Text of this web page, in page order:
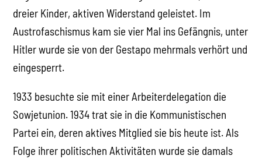
dreier Kinder, aktiven Widerstand geleistet. Im
Austrofaschismus kam sie vier Mal ins Gefängnis, unter
Hitler wurde sie von der Gestapo mehrmals verhört und
eingesperrt.
1933 besuchte sie mit einer Arbeiterdelegation die
Sowjetunion. 1934 trat sie in die Kommunistischen
Partei ein, deren aktives Mitglied sie bis heute ist. Als
Folge ihrer politischen Aktivitäten wurde sie damals